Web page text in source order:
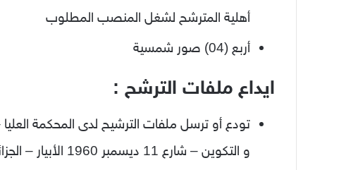
أهلية المترشح لشغل المنصب المطلوب
أربع (04) صور شمسية
ايداع ملفات الترشح :
تودع أو ترسل ملفات الترشيح لدى المحكمة
و التكوين – شارع 11 ديسمبر 1960 الأبيار – الجزائر –